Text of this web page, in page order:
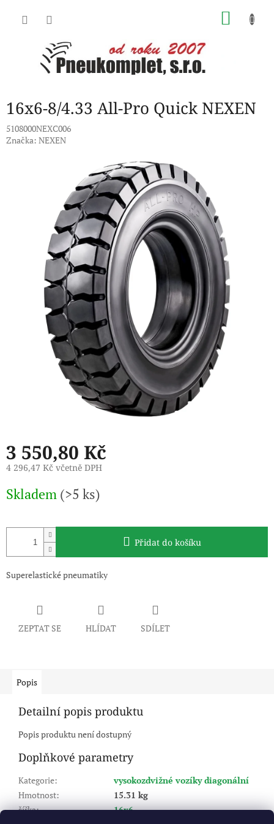
16x6-8/4.33 All-Pro Quick NEXEN
5108000NEXC006
Značka: NEXEN
3 550,80 Kč
4 296,47 Kč včetně DPH
cena:
Skladem (>5 ks)
Přidat do košíku
Superelastické pneumatiky
ZEPTAT SE HLÍDAT SDÍLET
Popis
Detailní popis produktu
Popis produktu není dostupný
Doplňkové parametry
Kategorie:
vysokozdvižné vozíky diagonální
Hmotnost:
15.31 kg
šířka:
16x6